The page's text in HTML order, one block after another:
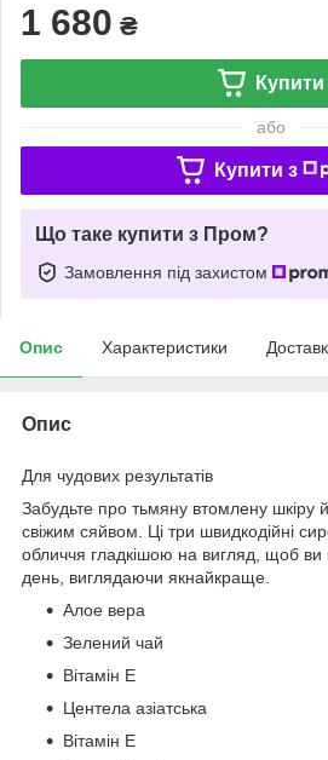
1 680 ₴
Купити
або
Купити з
Що таке купити з Пром?
Замовлення під захистом
Опис Характеристики
Опис
Для чудових результатів
Забудьте про тьмяну втомлену шкіру
свіжим сяйвом. Ці три швидкодійні
обличчя гладкішою на вигляд, щоб
день, виглядаючи якнайкраще.
Алое вера
Зелений чай
Вітамін E
Центела азіатська
Вітамін E